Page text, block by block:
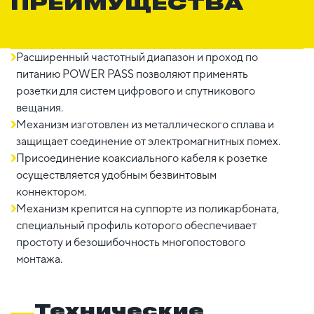
Расширенный частотный диапазон и проход по
питанию POWER PASS позволяют применять
розетки для систем цифрового и спутникового
вещания.
Механизм изготовлен из металлического сплава и
защищает соединение от электромагнитных помех.
Присоединение коаксиального кабеля к розетке
осуществляется удобным безвинтовым
коннектором.
Механизм крепится на суппорте из поликарбоната,
специальный профиль которого обеспечивает
простоту и безошибочность многопостового
монтажа.
Технические